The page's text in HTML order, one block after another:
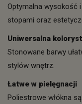
Optymalna wysokość
stopami oraz
Uniwersalna
Stonowane barwy
stylów wnętrz.
Łatwe w pielęgnacji
Poliestrowe włókna